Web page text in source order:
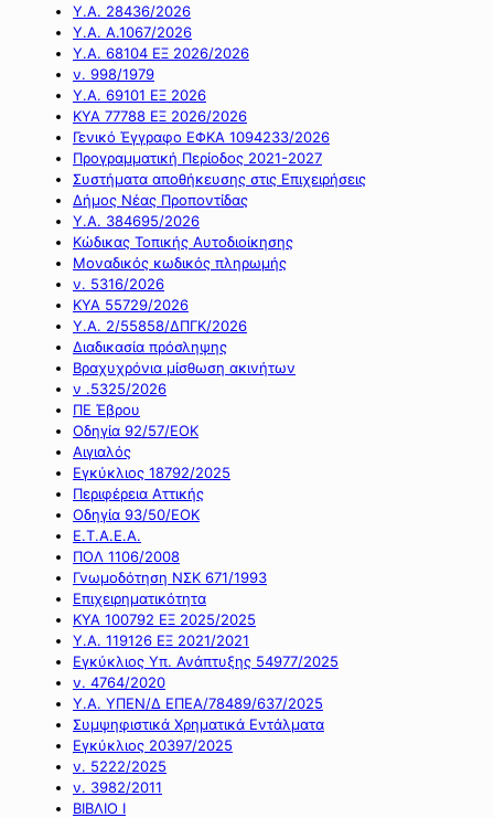
Υ.Α. 28436/2026
Υ.Α. Α.1067/2026
Υ.Α. 68104 ΕΞ 2026/2026
ν. 998/1979
Υ.Α. 69101 ΕΞ 2026
ΚΥΑ 77788 ΕΞ 2026/2026
Γενικό Έγγραφο ΕΦΚΑ 1094233/2026
Προγραμματική Περίοδος 2021-2027
Συστήματα αποθήκευσης στις Επιχειρήσεις
Δήμος Νέας Προποντίδας
Υ.Α. 384695/2026
Κώδικας Τοπικής Αυτοδιοίκησης
Μοναδικός κωδικός πληρωμής
ν. 5316/2026
ΚΥΑ 55729/2026
Υ.Α. 2/55858/ΔΠΓΚ/2026
Διαδικασία πρόσληψης
Βραχυχρόνια μίσθωση ακινήτων
ν .5325/2026
ΠΕ Έβρου
Οδηγία 92/57/ΕΟΚ
Αιγιαλός
Εγκύκλιος 18792/2025
Περιφέρεια Αττικής
Οδηγία 93/50/ΕΟΚ
Ε.Τ.Α.Ε.Α.
ΠΟΛ 1106/2008
Γνωμοδότηση ΝΣΚ 671/1993
Επιχειρηματικότητα
ΚΥΑ 100792 ΕΞ 2025/2025
Υ.Α. 119126 ΕΞ 2021/2021
Εγκύκλιος Υπ. Ανάπτυξης 54977/2025
ν. 4764/2020
Υ.Α. ΥΠΕΝ/Δ ΕΠΕΑ/78489/637/2025
Συμψηφιστικά Χρηματικά Εντάλματα
Εγκύκλιος 20397/2025
ν. 5222/2025
ν. 3982/2011
ΒΙΒΛΙΟ Ι